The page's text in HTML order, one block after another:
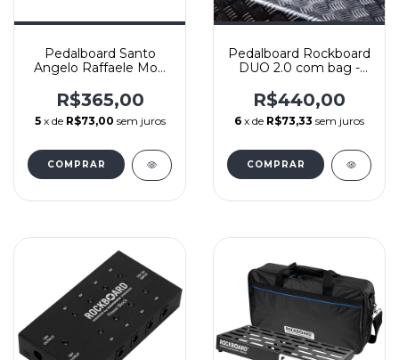
Pedalboard Santo
Angelo Raffaele Mod
Bag
R$365,00
5 x de R$73,00 sem juros
Pedalboard Rockboard
DUO 2.0 com bag -
R$440,00
6 x de R$73,33 sem juros